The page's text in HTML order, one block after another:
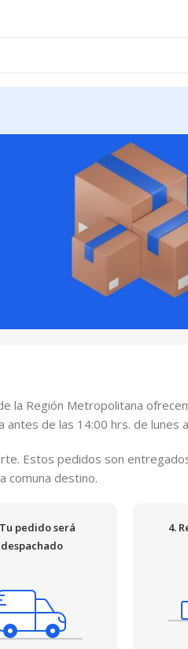
la Región Metropolitana
de las 14:00 hrs. de lunes
Estos pedidos son
comuna destino.
pedido será
despachado
4.